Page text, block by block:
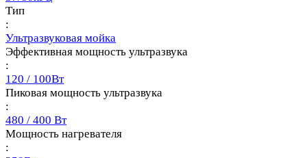
Тип
:
Ультразвуковая мойка
Эффективная мощность ультразвука
:
120 / 100Вт
Пиковая мощность ультразвука
:
480 / 400 Вт
Мощность нагревателя
: